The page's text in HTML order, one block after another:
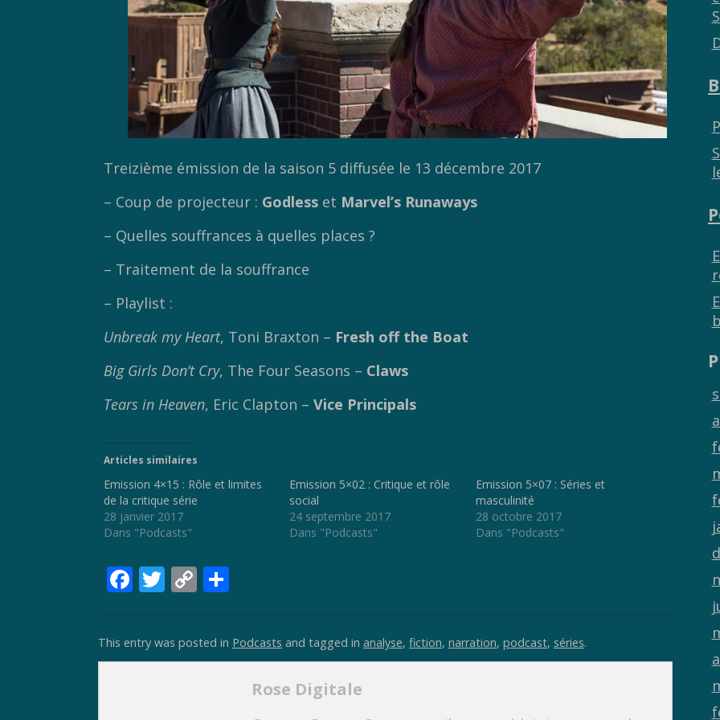
Treizième émission de la saison 5 diffusée le 13 décembre 2017
– Coup de projecteur : Godless et Marvel’s Runaways
– Quelles souffrances à quelles places ?
– Traitement de la souffrance
– Playlist :
Unbreak my Heart, Toni Braxton – Fresh off the Boat
Big Girls Don’t Cry, The Four Seasons – Claws
Tears in Heaven, Eric Clapton –Vice Principals
Articles similaires
Emission 4×15 : Rôle et limites
de la critique série
28 janvier 2017
Dans "Podcasts"
Emission 5×02 : Critique et rôle
social
24 septembre 2017
Dans "Podcasts"
Emission 5×07 : Séries et
masculinité
28 octobre 2017
Dans "Podcasts"
F
e
b
T
er
C
p
y
ta
g
er
This entry was posted in Podcasts and tagged in analyse, fiction, narration, podcast, séries.
Rose Digitale